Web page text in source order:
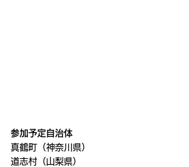
参加予定自治体
真鶴町（神奈川県）
道志村（山梨県）